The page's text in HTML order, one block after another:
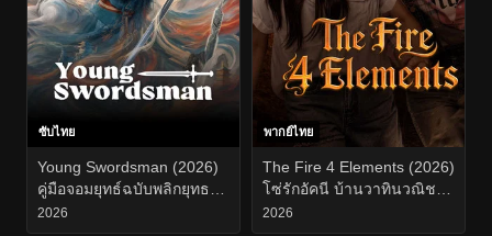
ซับไทย
Young Swordsman (2026)
คู่มือจอมยุทธ์ฉบับพลิกยุทธภพ
EP.1-26
2026
พากย์ไทย
The Fire 4 Elements (2026)
โซ่รักอัคนี บ้านวาทินวณิช
EP.1-8
2026